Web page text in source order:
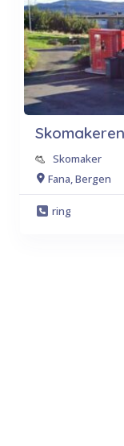
Skomaker
Fana, Bergen
ring